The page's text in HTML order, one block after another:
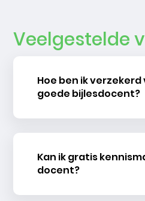
Veelgestelde
Hoe ben ik verzekerd
goede bijlesdocent?
Kan ik gratis
docent?